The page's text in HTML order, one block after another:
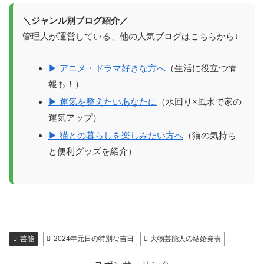
＼ジャンル別ブログ紹介／
管理人が運営している、他の人気ブログはこちらから↓
▶ アニメ・ドラマ好きな方へ （生活に役立つ情
報も！）
▶ 運気を整えたいあなたに
（水回り×風水で家の
運気アップ）
▶ 猫との暮らしを楽しみたい方へ （猫の気持ち
と便利グッズを紹介）
芸能 2024年元日の特別な吉日 大物芸能人の結婚発表